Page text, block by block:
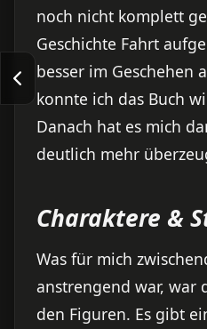
noch nicht komplett
Geschichte Fahrt
besser im Geschehen
konnte ich das Buch
Danach hat es mich
deutlich mehr
Charaktere &
Was für mich
anstrengend war, war
den Figuren. Es gibt